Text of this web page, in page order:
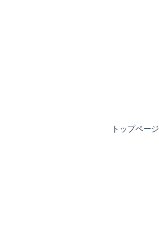
トップページ